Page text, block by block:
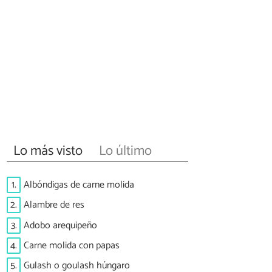
Lo más visto Lo último
1. Albóndigas de carne molida
2. Alambre de res
3. Adobo arequipeño
4. Carne molida con papas
5. Gulash o goulash húngaro